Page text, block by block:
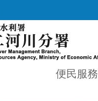
便民服務